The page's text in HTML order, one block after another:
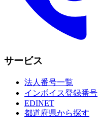
サービス
法人番号一覧
インボイス登録番号
EDINET
都道府県から探す